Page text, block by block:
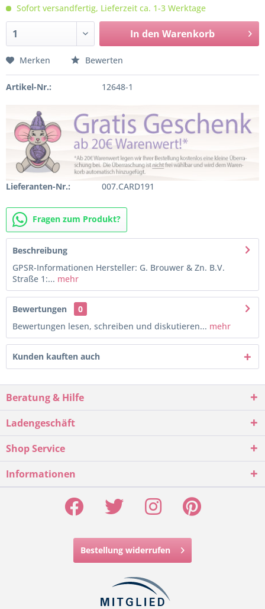
Sofort versandfertig, Lieferzeit ca. 1-3 Werktage
In den Warenkorb
Merken Bewerten
Artikel-Nr.: 12648-1
Lieferanten-Nr.: 007.CARD191
Fragen zum Produkt?
Beschreibung
GPSR-Informationen Hersteller: G. Brouwer & Zn. B.V.
Straße 1:... mehr
Bewertungen
0
Bewertungen lesen, schreiben und diskutieren... mehr
Kunden kauften auch
Beratung & Hilfe
Ladengeschäft
Shop Service
Informationen
Bestellung widerrufen